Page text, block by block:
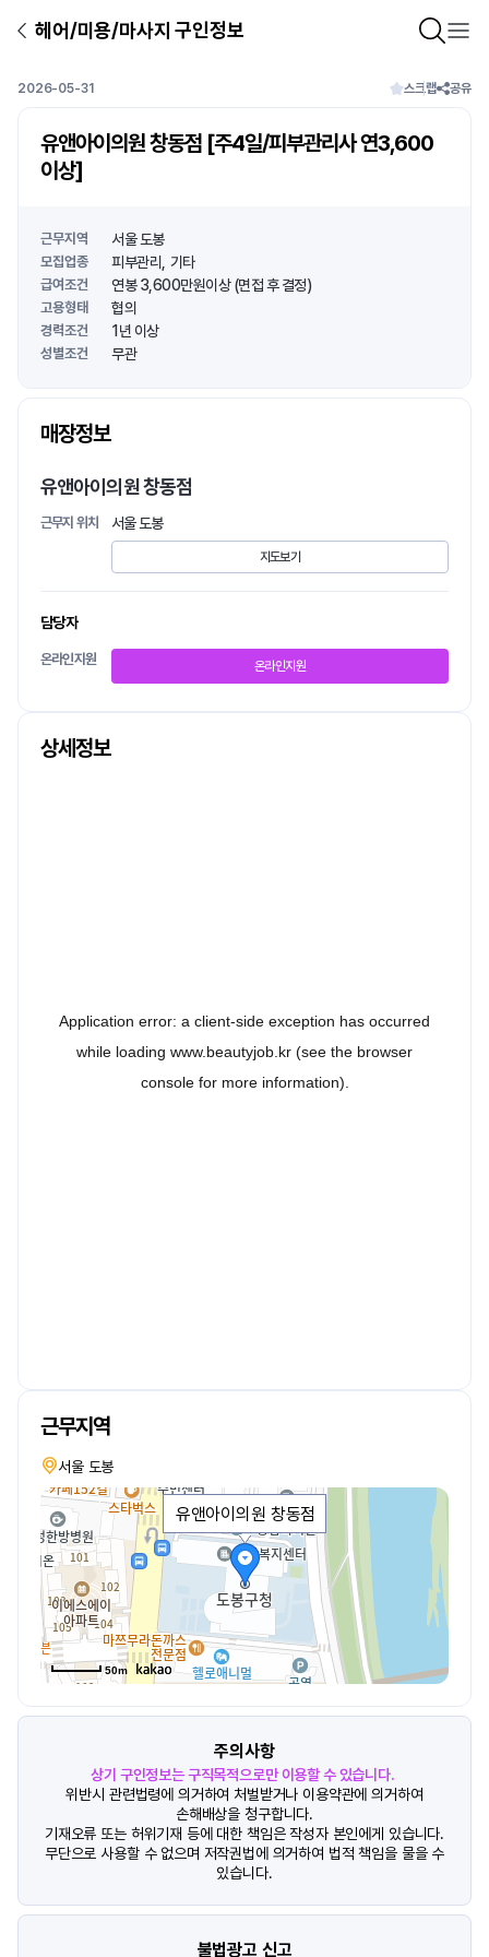
헤어/미용/마사지 구인정보
2026-05-31 스크랩 공유
유앤아이의원 창동점 [주4일/피부관리사 연3,600
이상]
근무지역 서울 도봉
모집업종 피부관리 기타
급여조건 연봉 3,600만원이상 (면접 후 결정)
고용형태 협의
경력조건 1년 이상
성별조건 무관
매장정보
유앤아이의원 창동점
근무지 위치 서울 도봉
지도보기
담당자
온라인지원 온라인지원
상세정보
근무지역
서울 도봉
유앤아이의원 창동점
50m
주의사항
상기 구인정보는 구직목적으로만 이용할 수 있습니다.
위반시 관련법령에 의거하여 처벌받거나 이용약관에 의거하여
손해배상을 청구합니다.
기재오류 또는 허위기재 등에 대한 책임은 작성자 본인에게 있습니다.
무단으로 사용할 수 없으며 저작권법에 의거하여 법적 책임을 물을 수
있습니다.
불법광고 신고